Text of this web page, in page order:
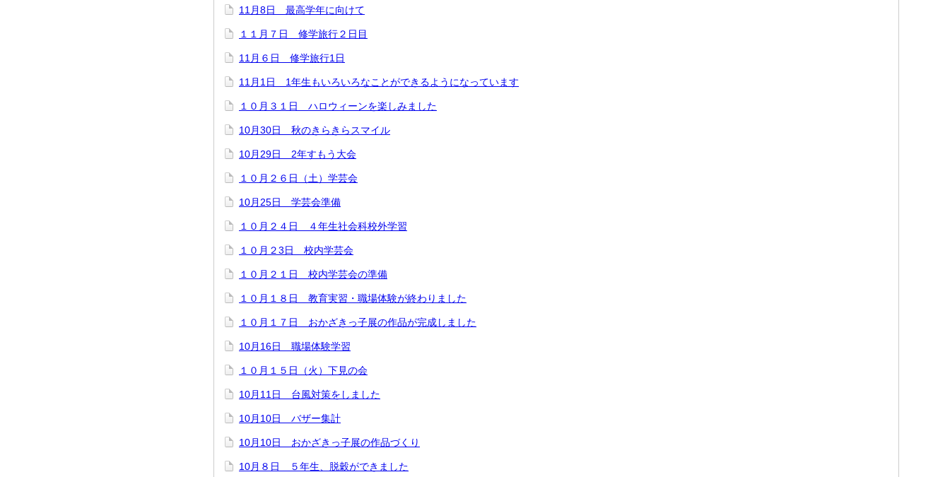
11月8日 最高学年に向けて
１１月７日 修学旅行２日目
11月６日 修学旅行1日
11月1日 1年生もいろいろなことができるようになっています
１０月３１日 ハロウィーンを楽しみました
10月30日 秋のきらきらスマイル
10月29日 2年すもう大会
１０月２６日（土）学芸会
10月25日 学芸会準備
１０月２４日 ４年生社会科校外学習
１０月２3日 校内学芸会
１０月２１日 校内学芸会の準備
１０月１８日 教育実習・職場体験が終わりました
１０月１７日 おかざきっ子展の作品が完成しました
10月16日 職場体験学習
１０月１５日（火）下見の会
10月11日 台風対策をしました
10月10日 バザー集計
10月10日 おかざきっ子展の作品づくり
10月８日 ５年生、脱穀ができました